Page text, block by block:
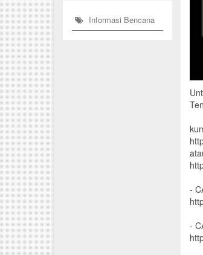
Informasi Bencana
-
-